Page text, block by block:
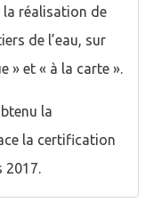
la réalisation de
de l’eau, sur
» et « à la carte ».
la
la certification
2017.